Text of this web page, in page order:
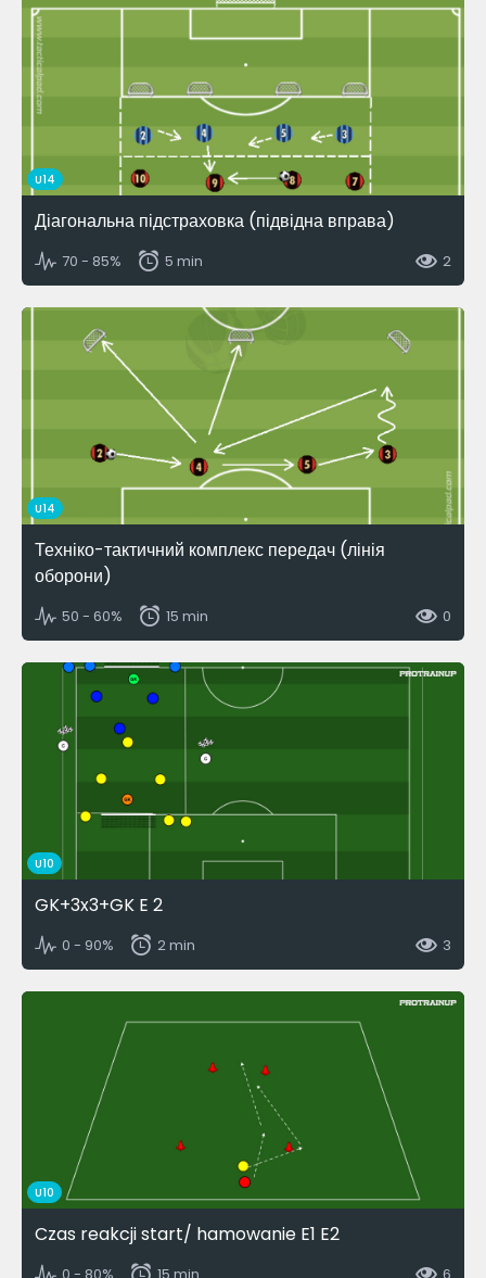
U14
Діагональна підстраховка (підвідна вправа)
70 - 85% 5 min 2
U14
Техніко-тактичний комплекс передач (лінія
оборони)
50 - 60% 15 min 0
U10
GK+3x3+GK E 2
0 - 90% 2 min 3
U10
Czas reakcji start/ hamowanie E1 E2